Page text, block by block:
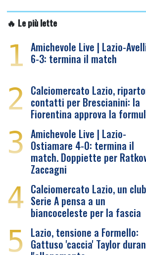
🔥 Le più lette
1 Amichevole Live | Lazio-
6-3: termina il match
2 Calciomercato Lazio,
contatti per Brescianini: la
Fiorentina approva la
3 Amichevole Live | Lazio-
Ostiamare 4-0: termina il
match. Doppiette per
Zaccagni
4 Calciomercato Lazio, un
Serie A pensa a un
biancoceleste per la fascia
5 Lazio, tensione a Formello:
Gattuso 'caccia' Taylor